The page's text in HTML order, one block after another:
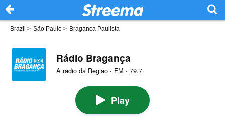
Brazil > São Paulo > Braganca Paulista
Rádio Bragança
A radio da Regiao · FM · 79.7
Play